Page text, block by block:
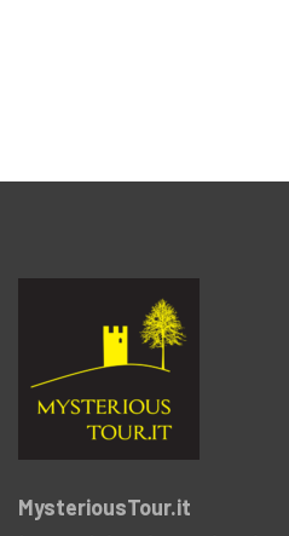
MysteriousTour.it